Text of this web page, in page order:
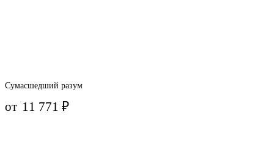
Сумасшедший разум
от 11 771₽